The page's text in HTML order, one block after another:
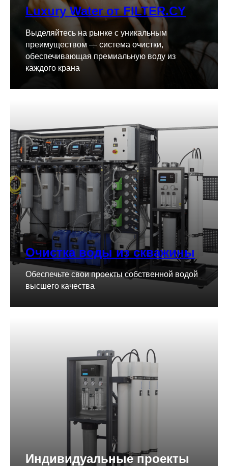
Luxury Water от FILTER.CY
Выделяйтесь на рынке с уникальным
преимуществом — система очистки,
обеспечивающая премиальную воду из
каждого крана
Очистка воды из скважины
Обеспечьте свои проекты собственной водой
высшего качества
Индивидуальные проекты